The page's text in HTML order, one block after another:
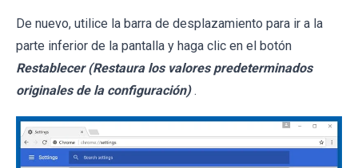
De nuevo, utilice la barra de desplazamiento para ir a la
parte inferior de la pantalla y haga clic en el botón
Restablecer (Restaura los valores predeterminados
originales de la configuración) .